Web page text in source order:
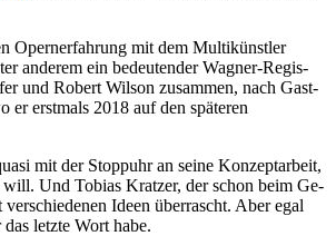
Opern­erfah­rung mit dem Mul­ti­künst­ler
an­de­rem ein be­deu­ten­der Wag­ner-Re­gis­
und Ro­bert Wil­son zu­sam­men, nach Gast­
er erst­mals 2018 auf den spä­te­ren
mit der Stopp­uhr an sei­ne Kon­zept­ar­beit,
will. Und To­bi­as Krat­zer, der schon beim Ge­
Ideen über­rascht. Aber egal
letz­te Wort habe.